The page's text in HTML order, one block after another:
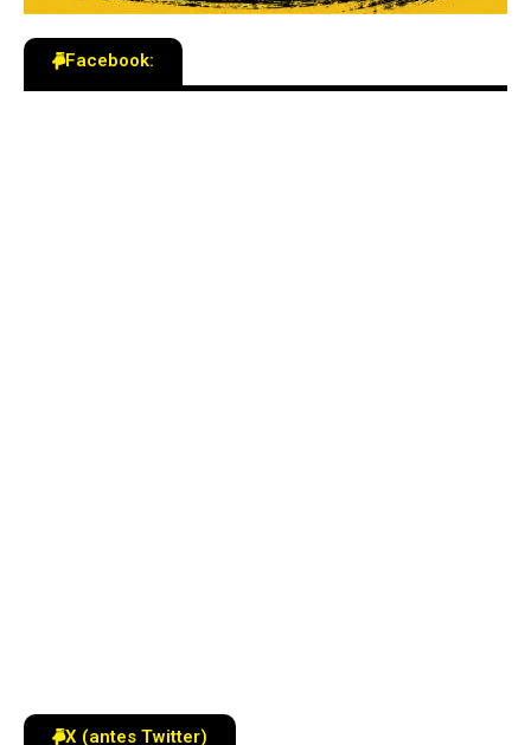
Facebook:
X (antes Twitter)